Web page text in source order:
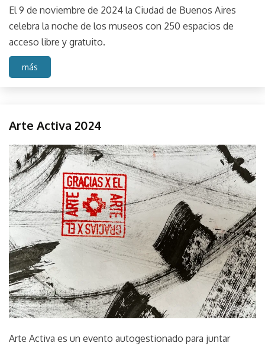
El 9 de noviembre de 2024 la Ciudad de Buenos Aires
celebra la noche de los museos con 250 espacios de
acceso libre y gratuito.
más
Fuego
Austral
La
Sede
FA
Performance
Sonido
Sound
Arte Activa 2024
October
8,
2024
parselis
Arte Activa es un evento autogestionado para juntar